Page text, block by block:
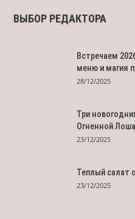
ВЫБОР РЕДАКТОРА
Встречаем
меню и магия
28/12/2025
Три
Огненной
23/12/2025
Теплый салат
23/12/2025